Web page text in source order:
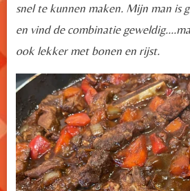
snel te kunnen maken. Mijn man is
en vind de combinatie
ook lekker met bonen en rijst.